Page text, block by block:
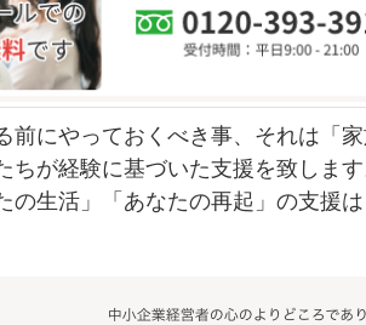
前にやっておくべき事、それは「
ちが経験に基づいた支援を致しま
の生活」「あなたの再起」の支援